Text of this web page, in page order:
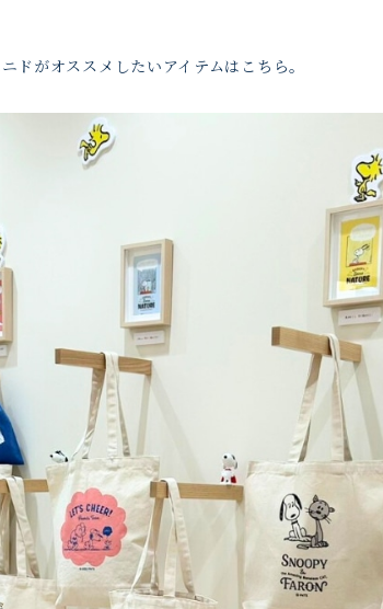
ドがオススメしたいアイテムはこちら。